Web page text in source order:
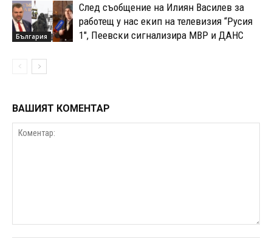
България
След съобщение на Илиян Василев за
работещ у нас екип на телевизия “Русия
1″, Пеевски сигнализира МВР и ДАНС
ВАШИЯТ КОМЕНТАР